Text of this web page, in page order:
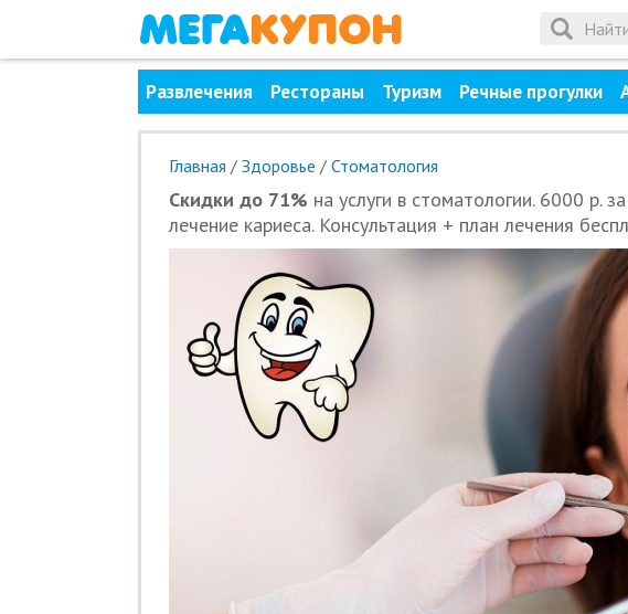
Развлечения Рестораны Туризм Речные прогулки
Главная / Здоровье / Стоматология
Скидки до 71% на услуги в стоматологии. 6000 р.
лечение кариеса. Консультация + план лечения